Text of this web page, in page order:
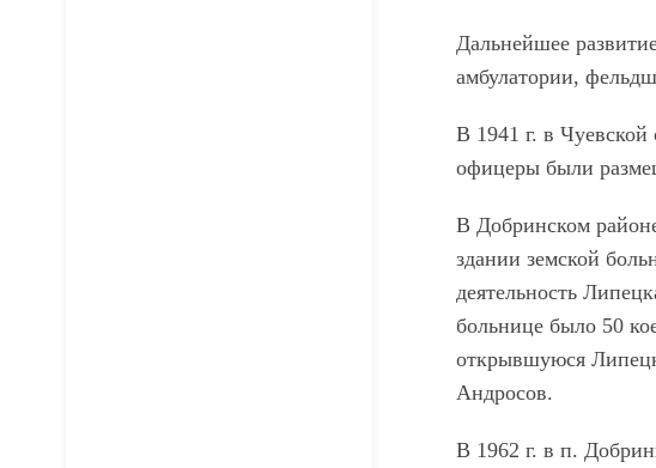
Дальнейшее
амбулатории,
В 1941 г. в
офицеры были
В Добринском
здании земской
деятельность
больнице было 50
открывшуюся
Андросов.
В 1962 г. в п.